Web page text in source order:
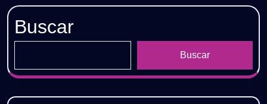
Buscar
Buscar